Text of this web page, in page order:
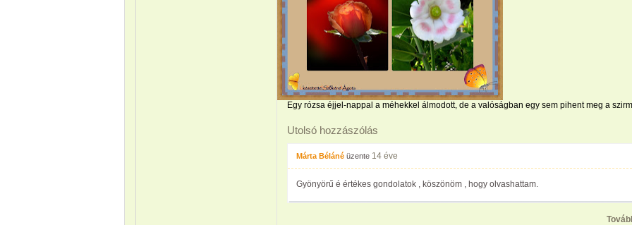
Egy rózsa éjjel-nappal a méhekkel álmodott, de a valóságban egy sem pihent meg a
Utolsó hozzászólás
Márta Béláné üzente 14 éve
Gyönyörű é értékes gondolatok , köszönöm , hogy olvashattam.